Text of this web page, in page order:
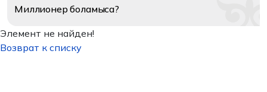
Миллионерболамыса?
Элемент не найден!
Возврат к списку